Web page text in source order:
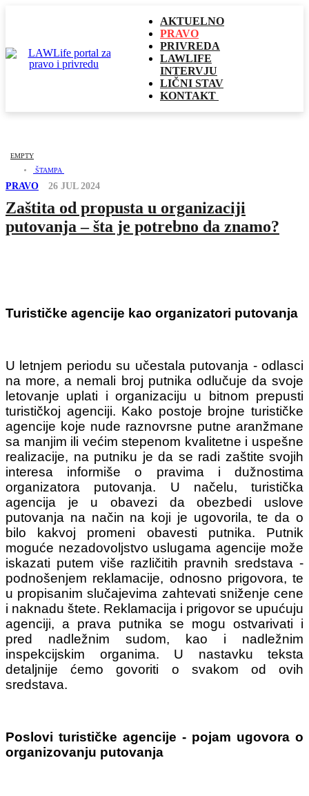
AKTUELNO
PRAVO
PRIVREDA
LAWLIFE
INTERVJU
LIČNI STAV
KONTAKT
EMPTY
ŠTAMPA
PRAVO 26 JUL 2024
Zaštita od propusta u organizaciji
putovanja – šta je potrebno da znamo?
Turističke agencije kao organizatori putovanja
U letnjem periodu su učestala putovanja - odlasci
na more, a nemali broj putnika odlučuje da svoje
letovanje uplati i organizaciju u bitnom prepusti
turističkoj agenciji. Kako postoje brojne turističke
agencije koje nude raznovrsne putne aranžmane
sa manjim ili većim stepenom kvalitetne i uspešne
realizacije, na putniku je da se radi zaštite svojih
interesa informiše o pravima i dužnostima
organizatora putovanja. U načelu, turistička
agencija je u obavezi da obezbedi uslove
putovanja na način na koji je ugovorila, te da o
bilo kakvoj promeni obavesti putnika. Putnik
moguće nezadovoljstvo uslugama agencije može
iskazati putem više različitih pravnih sredstava -
podnošenjem reklamacije, odnosno prigovora, te
u propisanim slučajevima zahtevati sniženje cene
i naknadu štete. Reklamacija i prigovor se upućuju
agenciji, a prava putnika se mogu ostvarivati i
pred nadležnim sudom, kao i nadležnim
inspekcijskim organima. U nastavku teksta
detaljnije ćemo govoriti o svakom od ovih
sredstava.
Poslovi turističke agencije - pojam ugovora o
organizovanju putovanja